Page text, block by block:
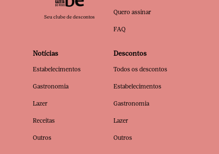
Seu clube de descontos
Quero assinar
FAQ
Notícias
Estabelecimentos
Gastronomia
Lazer
Receitas
Outros
Descontos
Todos os descontos
Estabelecimentos
Gastronomia
Lazer
Outros